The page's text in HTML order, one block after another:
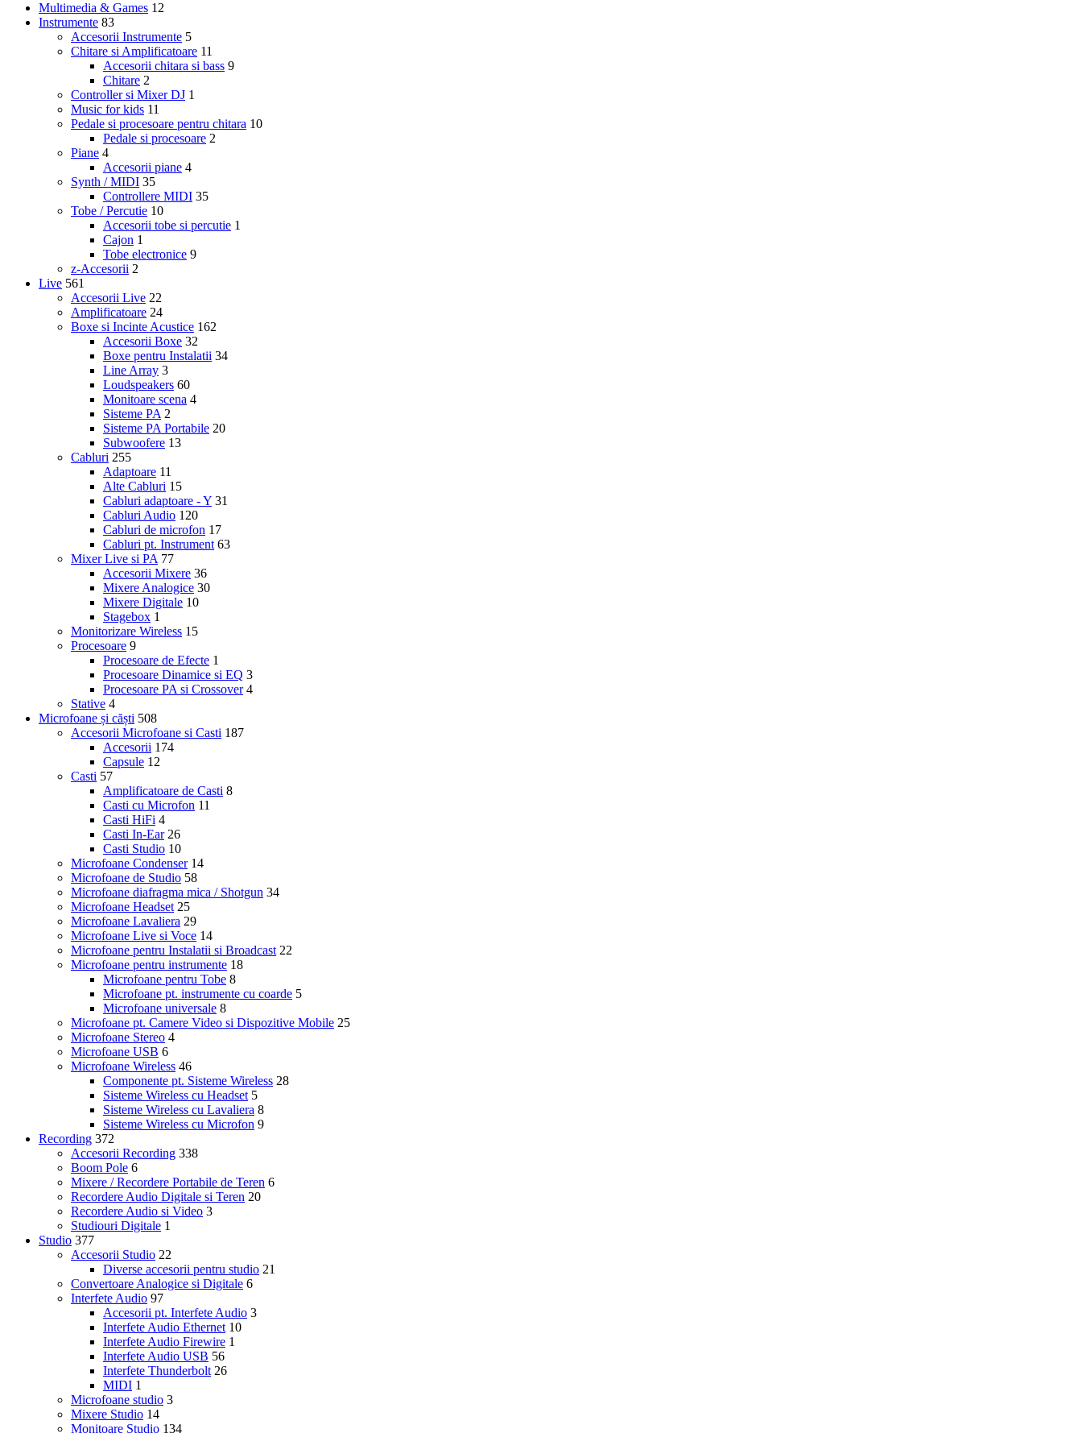
Multimedia & Games 12
Instrumente 83
Accesorii Instrumente 5
Chitare si Amplificatoare 11
Accesorii chitara si bass 9
Chitare 2
Controller si Mixer DJ 1
Music for kids 11
Pedale si procesoare pentru chitara 10
Pedale si procesoare 2
Piane 4
Accesorii piane 4
Synth / MIDI 35
Controllere MIDI 35
Tobe / Percutie 10
Accesorii tobe si percutie 1
Cajon 1
Tobe electronice 9
z-Accesorii 2
Live 561
Accesorii Live 22
Amplificatoare 24
Boxe si Incinte Acustice 162
Accesorii Boxe 32
Boxe pentru Instalatii 34
Line Array 3
Loudspeakers 60
Monitoare scena 4
Sisteme PA 2
Sisteme PA Portabile 20
Subwoofere 13
Cabluri 255
Adaptoare 11
Alte Cabluri 15
Cabluri adaptoare - Y 31
Cabluri Audio 120
Cabluri de microfon 17
Cabluri pt. Instrument 63
Mixer Live si PA 77
Accesorii Mixere 36
Mixere Analogice 30
Mixere Digitale 10
Stagebox 1
Monitorizare Wireless 15
Procesoare 9
Procesoare de Efecte 1
Procesoare Dinamice si EQ 3
Procesoare PA si Crossover 4
Stative 4
Microfoane și căști 508
Accesorii Microfoane si Casti 187
Accesorii 174
Capsule 12
Casti 57
Amplificatoare de Casti 8
Casti cu Microfon 11
Casti HiFi 4
Casti In-Ear 26
Casti Studio 10
Microfoane Condenser 14
Microfoane de Studio 58
Microfoane diafragma mica / Shotgun 34
Microfoane Headset 25
Microfoane Lavaliera 29
Microfoane Live si Voce 14
Microfoane pentru Instalatii si Broadcast 22
Microfoane pentru instrumente 18
Microfoane pentru Tobe 8
Microfoane pt. instrumente cu coarde 5
Microfoane universale 8
Microfoane pt. Camere Video si Dispozitive Mobile 25
Microfoane Stereo 4
Microfoane USB 6
Microfoane Wireless 46
Componente pt. Sisteme Wireless 28
Sisteme Wireless cu Headset 5
Sisteme Wireless cu Lavaliera 8
Sisteme Wireless cu Microfon 9
Recording 372
Accesorii Recording 338
Boom Pole 6
Mixere / Recordere Portabile de Teren 6
Recordere Audio Digitale si Teren 20
Recordere Audio si Video 3
Studiouri Digitale 1
Studio 377
Accesorii Studio 22
Diverse accesorii pentru studio 21
Convertoare Analogice si Digitale 6
Interfete Audio 97
Accesorii pt. Interfete Audio 3
Interfete Audio Ethernet 10
Interfete Audio Firewire 1
Interfete Audio USB 56
Interfete Thunderbolt 26
MIDI 1
Microfoane studio 3
Mixere Studio 14
Monitoare Studio 134